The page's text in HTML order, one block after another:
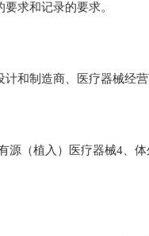
求和记录的要求。
和制造商、医疗器械经
源（植入）医疗器械4、